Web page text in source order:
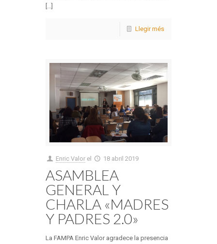
[...]
Llegir més
Enric Valor el 18 abril 2019
ASAMBLEA
GENERAL Y
CHARLA «MADRES
Y PADRES 2.0»
La FAMPA Enric Valor agradece la presencia